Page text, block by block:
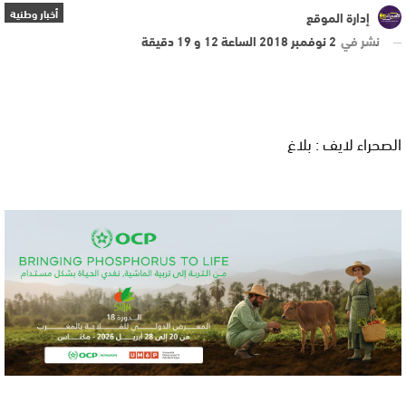
أخبار وطنية
إدارة الموقع
نشر في 2 نوفمبر 2018 الساعة 12 و 19 دقيقة
الصحراء لايف : بلاغ